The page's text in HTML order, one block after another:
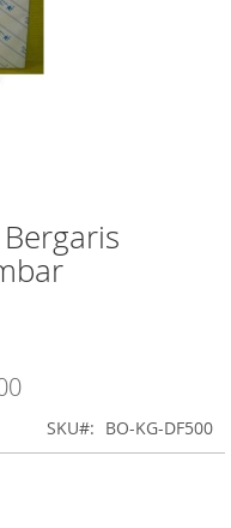
SKU BO-KG-DF500